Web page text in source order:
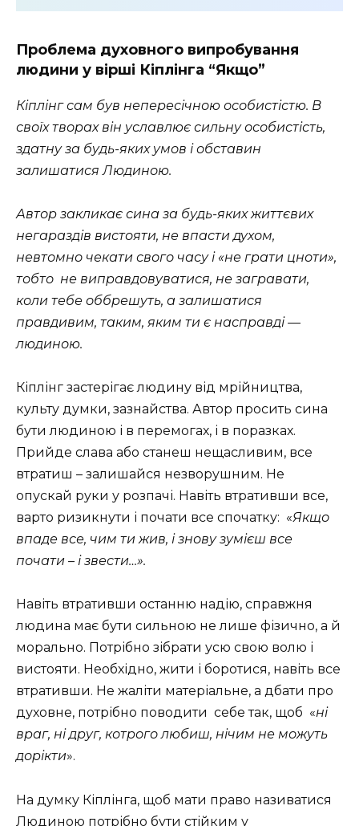
Проблема духовного випробування
людини у вірші Кіплінга “Якщо”
Кіплінг сам був непересічною особистістю. В
своїх творах він уславлює сильну особистість,
здатну за будь-яких умов і обставин
залишатися Людиною.
Автор закликає сина за будь-яких життєвих
негараздів вистояти, не впасти духом,
невтомно чекати свого часу і «не грати цноти»,
тобто не виправдовуватися, не загравати,
коли тебе оббрешуть, а залишатися
правдивим, таким, яким ти є насправді —
людиною.
Кіплінг застерігає людину від мрійництва,
культу думки, зазнайства. Автор просить сина
бути людиною і в перемогах, і в поразках.
Прийде слава або станеш нещасливим, все
втратиш – залишайся незворушним. Не
опускай руки у розпачі. Навіть втративши все,
варто ризикнути і почати все спочатку: «Якщо
впаде все, чим ти жив, і знову зумієш все
почати – і звести…».
Навіть втративши останню надію, справжня
людина має бути сильною не лише фізично, а й
морально. Потрібно зібрати усю свою волю і
вистояти. Необхідно, жити і боротися, навіть все
втративши. Не жаліти матеріальне, а дбати про
духовне, потрібно поводити себе так, щоб «ні
враг, ні друг, котрого любиш, нічим не можуть
дорікти».
На думку Кіплінга, щоб мати право називатися
Людиною потрібно бути стійким у